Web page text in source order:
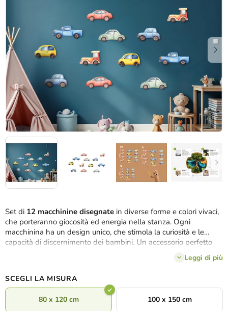
Set di 12 macchinine disegnate in diverse forme e colori vivaci,
che porteranno giocosità ed energia nella stanza. Ogni
macchinina ha un design unico, che stimola la curiosità e le
capacità di discernimento dei bambini. Un accessorio perfetto
per i piccoli amanti delle auto e del mondo dei trasporti.Leggi di più
SCEGLI LA MISURA
80 x 120 cm 100 x 150 cm
5
stelle.